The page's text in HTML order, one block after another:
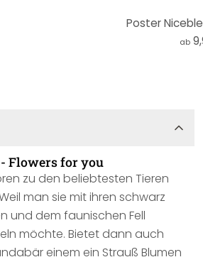
Poster
ab
Flowers for you
zu den beliebtesten Tieren
man sie mit ihren schwarz
und dem faunischen Fell
möchte. Bietet dann auch
einem ein Strauß Blumen